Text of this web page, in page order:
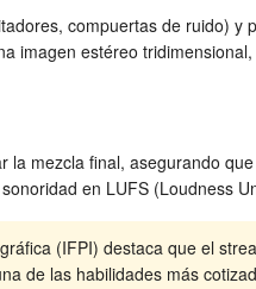
compuertas de ruido)
imagen estéreo
mezcla final, asegurando
en LUFS (Loudness
(IFPI) destaca que el
de las habilidades más